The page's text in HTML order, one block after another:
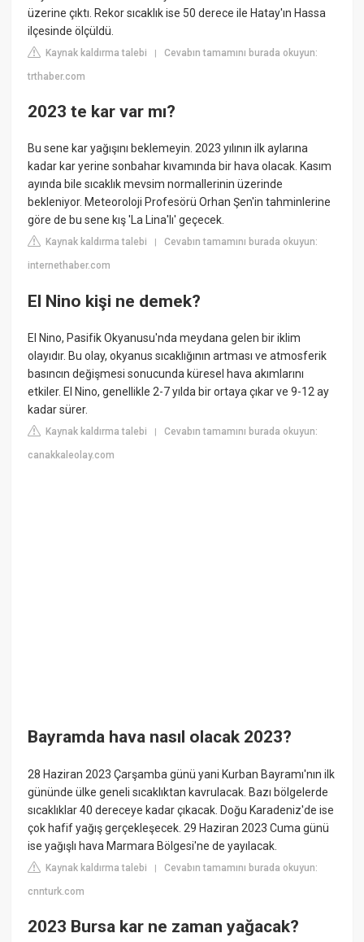
üzerine çıktı. Rekor sıcaklık ise 50 derece ile Hatay'ın Hassa
ilçesinde ölçüldü.
Kaynak kaldırma talebi |Cevabın tamamını burada okuyun:
trthaber.com
2023 te kar var mı?
Bu sene kar yağışını beklemeyin. 2023 yılının ilk aylarına
kadar kar yerine sonbahar kıvamında bir hava olacak. Kasım
ayında bile sıcaklık mevsim normallerinin üzerinde
bekleniyor. Meteoroloji Profesörü Orhan Şen'in tahminlerine
göre de bu sene kış 'La Lina'lı' geçecek.
Kaynak kaldırma talebi |Cevabın tamamını burada okuyun:
internethaber.com
El Nino kişi ne demek?
El Nino, Pasifik Okyanusu'nda meydana gelen bir iklim
olayıdır. Bu olay, okyanus sıcaklığının artması ve atmosferik
basıncın değişmesi sonucunda küresel hava akımlarını
etkiler. El Nino, genellikle 2-7 yılda bir ortaya çıkar ve 9-12 ay
kadar sürer.
Kaynak kaldırma talebi |Cevabın tamamını burada okuyun:
canakkaleolay.com
Bayramda hava nasıl olacak 2023?
28 Haziran 2023 Çarşamba günü yani Kurban Bayramı'nın ilk
gününde ülke geneli sıcaklıktan kavrulacak. Bazı bölgelerde
sıcaklıklar 40 dereceye kadar çıkacak. Doğu Karadeniz'de ise
çok hafif yağış gerçekleşecek. 29 Haziran 2023 Cuma günü
ise yağışlı hava Marmara Bölgesi'ne de yayılacak.
Kaynak kaldırma talebi |Cevabın tamamını burada okuyun:
cnnturk.com
2023 Bursa kar ne zaman yağacak?